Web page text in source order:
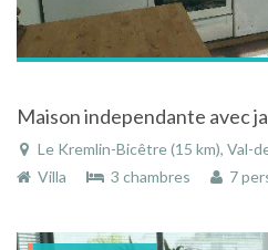
Maison independante avec
Le Kremlin-Bicêtre (15 km), Val-
Villa
3 chambres 7